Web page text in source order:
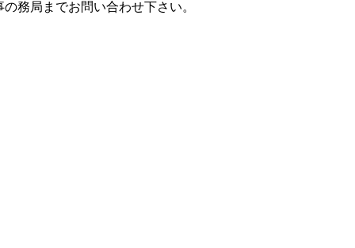
務局までお問い合わせ下さい。